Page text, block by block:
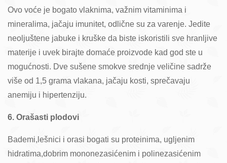
Ovo voće je bogato vlaknima, važnim vitaminima i
mineralima, jačaju imunitet, odlične su za varenje. Jedite
neoljuštene jabuke i kruške da biste iskoristili sve hranljive
materije i uvek birajte domaće proizvode kad god ste u
mogućnosti. Dve sušene smokve srednje veličine sadrže
više od 1,5 grama vlakana, jačaju kosti, sprečavaju
anemiju i hipertenziju.
6. Orašasti plodovi
Bademi,lešnici i orasi bogati su proteinima, ugljenim
hidratima,dobrim mononezasićenim i polinezasićenim